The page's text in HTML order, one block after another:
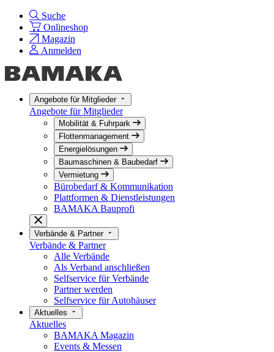
Suche
Onlineshop
Magazin
Anmelden
Angebote für Mitglieder
Angebote für Mitglieder
Mobilität & Fuhrpark
Flottenmanagement
Energielösungen
Baumaschinen & Baubedarf
Vermietung
Bürobedarf & Kommunikation
Plattformen & Dienstleistungen
BAMAKA Bauprofi
Verbände & Partner
Verbände & Partner
Alle Verbände
Als Verband anschließen
Selfservice für Verbände
Partner werden
Selfservice für Autohäuser
Aktuelles
Aktuelles
BAMAKA Magazin
Events & Messen